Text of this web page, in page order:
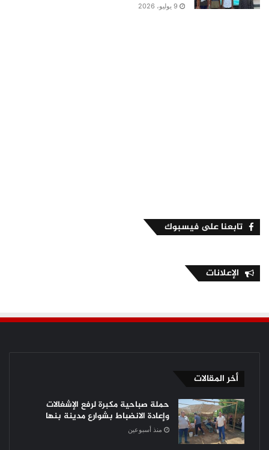
9 يوليو، 2026
تابعنا على فيسبوك
الإعلانات
أخر المقالات
حملة صباحية مكبرة لرفع الإشغالات
وإعادة الانضباط بشوارع مدينة بنها
منذ أسبوعين